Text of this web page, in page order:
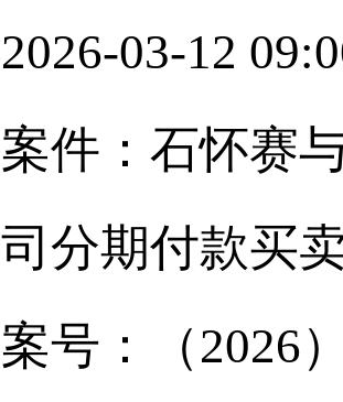
2026-03-12
案件：石怀赛
司分期付款买
案号：（2026